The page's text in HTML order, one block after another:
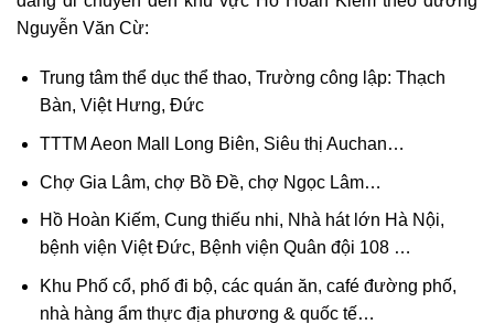
Nguyễn Văn Cừ:
Trung tâm thể dục thể thao, Trường công lập: Thạch
Bàn, Việt Hưng, Đức
TTTM Aeon Mall Long Biên, Siêu thị Auchan…
Chợ Gia Lâm, chợ Bồ Đề, chợ Ngọc Lâm…
Hồ Hoàn Kiếm, Cung thiếu nhi, Nhà hát lớn Hà Nội,
bệnh viện Việt Đức, Bệnh viện Quân đội 108 …
Khu Phố cổ, phố đi bộ, các quán ăn, café đường phố,
nhà hàng ẩm thực địa phương & quốc tế…